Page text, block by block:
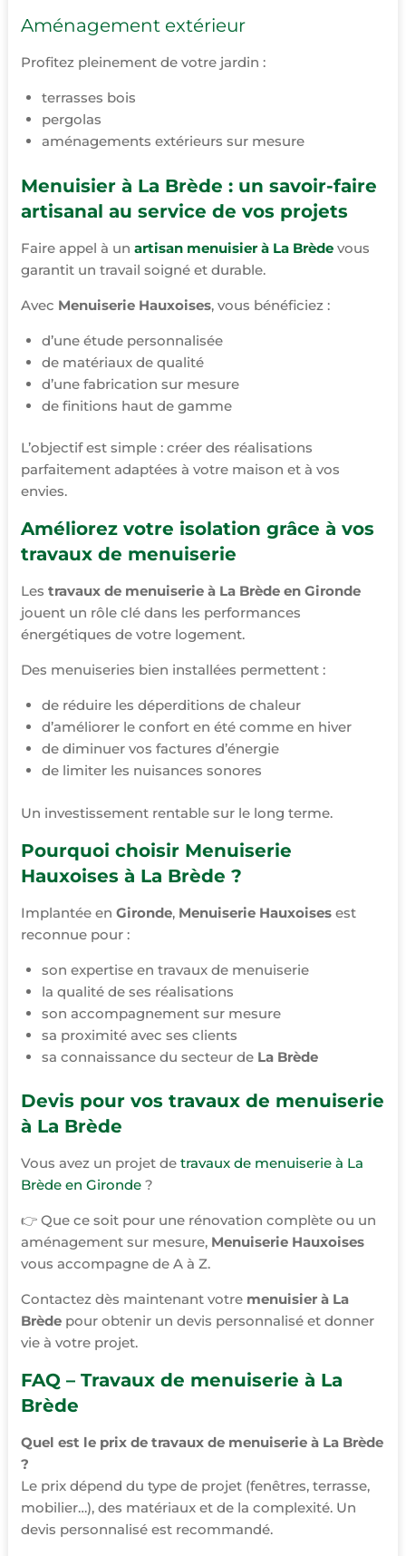
Aménagement extérieur
Profitez pleinement de votre jardin :
terrasses bois
pergolas
aménagements extérieurs sur mesure
Menuisier à La Brède : un savoir-faire
artisanal au service de vos projets
Faire appel à un artisan menuisier à La Brède vous
garantit un travail soigné et durable.
Avec Menuiserie Hauxoises, vous bénéficiez :
d’une étude personnalisée
de matériaux de qualité
d’une fabrication sur mesure
de finitions haut de gamme
L’objectif est simple : créer des réalisations
parfaitement adaptées à votre maison et à vos
envies.
Améliorez votre isolation grâce à vos
travaux de menuiserie
Les travaux de menuiserie à La Brède en Gironde
jouent un rôle clé dans les performances
énergétiques de votre logement.
Des menuiseries bien installées permettent :
de réduire les déperditions de chaleur
d’améliorer le confort en été comme en hiver
de diminuer vos factures d’énergie
de limiter les nuisances sonores
Un investissement rentable sur le long terme.
Pourquoi choisir Menuiserie
Hauxoises à La Brède ?
Implantée en Gironde, Menuiserie Hauxoises est
reconnue pour :
son expertise en travaux de menuiserie
la qualité de ses réalisations
son accompagnement sur mesure
sa proximité avec ses clients
sa connaissance du secteur de La Brède
Devis pour vos travaux de menuiserie
à La Brède
Vous avez un projet de travaux de menuiserie à La
Brède en Gironde ?
👉 Que ce soit pour une rénovation complète ou un
aménagement sur mesure, Menuiserie Hauxoises
vous accompagne de A à Z.
Contactez dès maintenant votre menuisier à La
Brède pour obtenir un devis personnalisé et donner
vie à votre projet.
FAQ – Travaux de menuiserie à La
Brède
Quel est le prix de travaux de menuiserie à La Brède
?
Le prix dépend du type de projet (fenêtres, terrasse,
mobilier…), des matériaux et de la complexité. Un
devis personnalisé est recommandé.